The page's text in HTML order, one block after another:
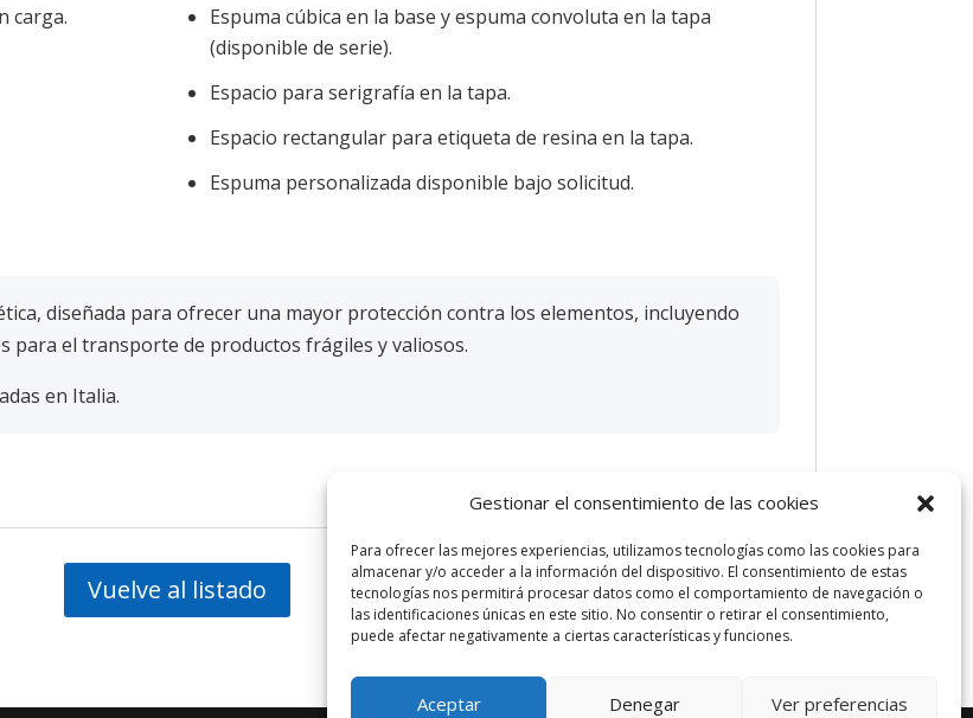
Gestionar el consentimiento de las cookies
Para ofrecer las mejores experiencias, utilizamos tecnologías como las cookies para
almacenar y/o acceder a la información del dispositivo. El consentimiento de estas
tecnologías nos permitirá procesar datos como el comportamiento de navegación o
las identificaciones únicas en este sitio. No consentir o retirar el consentimiento,
puede afectar negativamente a ciertas características y funciones.
Aceptar Denegar Ver preferencias
carga.
Espuma cúbica en la base y espuma convoluta en la tapa
(disponible de serie).
Espacio para serigrafía en la tapa.
Espacio rectangular para etiqueta de resina en la tapa.
Espuma personalizada disponible bajo solicitud.
diseñada para ofrecer una mayor protección contra los elementos, incluyendo
para el transporte de productos frágiles y valiosos.
en Italia.
Vuelve al listado